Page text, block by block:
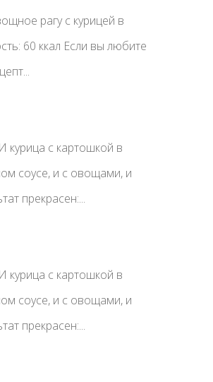
рагу с курицей в
60 ккал Если вы любите
курица с картошкой в
соусе, и с овощами, и
прекрасен:...
курица с картошкой в
соусе, и с овощами, и
прекрасен:...